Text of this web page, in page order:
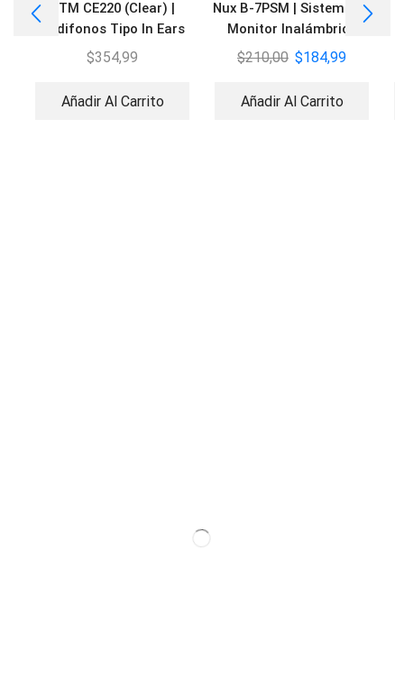
CTM CE220 (Clear) |
Audifonos Tipo In Ears
$354,99
Añadir Al Carrito
Nux B-7PSM | Sistema de
Monitor Inalámbrico
5.8GHz
$210,00 $184,99
Añadir Al Carrito